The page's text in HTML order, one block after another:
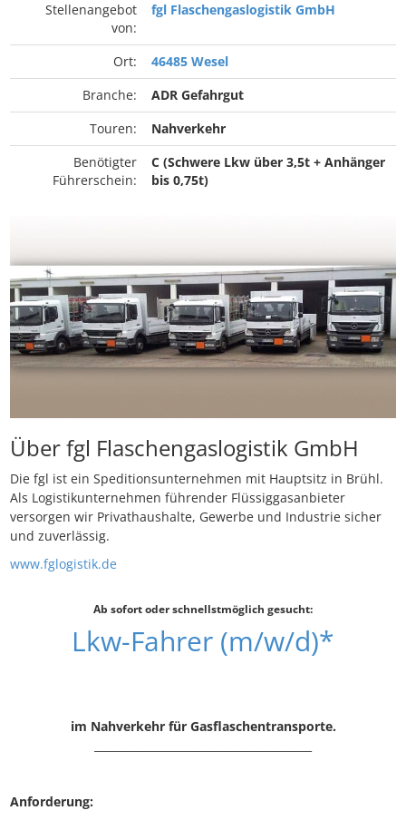
Stellenangebot
von:
fgl Flaschengaslogistik GmbH
Ort:
46485 Wesel
Branche:
ADR Gefahrgut
Touren:
Nahverkehr
Benötigter
Führerschein:
C (Schwere Lkw über 3,5t + Anhänger
bis 0,75t)
Über fgl Flaschengaslogistik GmbH
Die fgl ist ein Speditionsunternehmen mit Hauptsitz in Brühl.
Als Logistikunternehmen führender Flüssiggasanbieter
versorgen wir Privathaushalte, Gewerbe und Industrie sicher
und zuverlässig.
www.fglogistik.de
Ab sofort oder schnellstmöglich gesucht:
Lkw-Fahrer (m/w/d)*
im Nahverkehr für Gasflaschentransporte.
Anforderung: